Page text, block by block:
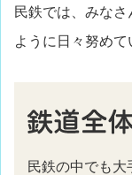
民鉄では、みな
ように日々努めて
民鉄の中でも